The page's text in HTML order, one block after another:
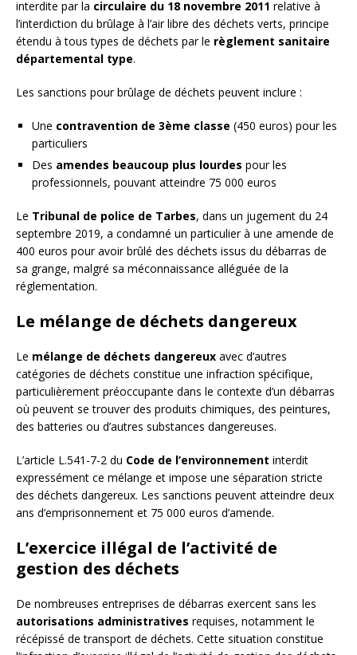
interdite par la circulaire du 18 novembre 2011 relative à
l’interdiction du brûlage à l’air libre des déchets verts, principe
étendu à tous types de déchets par le règlement sanitaire
départemental type.
Les sanctions pour brûlage de déchets peuvent inclure :
Une contravention de 3ème classe (450 euros) pour les
particuliers
Des amendes beaucoup plus lourdes pour les
professionnels, pouvant atteindre 75 000 euros
Le Tribunal de police de Tarbes, dans un jugement du 24
septembre 2019, a condamné un particulier à une amende de
400 euros pour avoir brûlé des déchets issus du débarras de
sa grange, malgré sa méconnaissance alléguée de la
réglementation.
Le mélange de déchets dangereux
Le mélange de déchets dangereux avec d’autres
catégories de déchets constitue une infraction spécifique,
particulièrement préoccupante dans le contexte d’un débarras
où peuvent se trouver des produits chimiques, des peintures,
des batteries ou d’autres substances dangereuses.
L’article L.541-7-2 du Code de l’environnement interdit
expressément ce mélange et impose une séparation stricte
des déchets dangereux. Les sanctions peuvent atteindre deux
ans d’emprisonnement et 75 000 euros d’amende.
L’exercice illégal de l’activité de
gestion des déchets
De nombreuses entreprises de débarras exercent sans les
autorisations administratives requises, notamment le
récépissé de transport de déchets. Cette situation constitue